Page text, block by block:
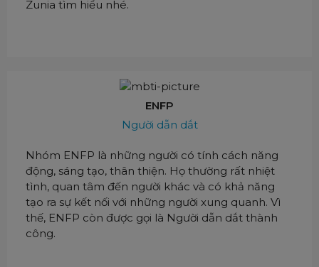
Zunia tìm hiểu nhé.
ENFP
Người dẫn dắt
Nhóm ENFP là những người có tính cách năng
động, sáng tạo, thân thiện. Họ thường rất nhiệt
tình, quan tâm đến người khác và có khả năng
tạo ra sự kết nối với những người xung quanh. Vì
thế, ENFP còn được gọi là Người dẫn dắt thành
công.